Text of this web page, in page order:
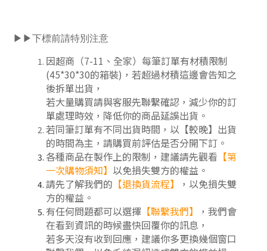
▶▶下標前請特別注意
因超商（7-11、全家）每筆訂單有材積限制
(45*30*30的箱裝)，若超過材積這邊會告知之
後拆單出貨，
若大量購買請與客服先聯繫確認，減少你的訂
單處理時效，降低你的商品延誤出貨。
若同筆訂單有不同出貨時間，以【較晚】出貨
的時間為主，請購買前評估是否分開下訂 。
各種商品在製作上的限制，建議請先觀看 【第
一次購物須知】 以免損失雙方的權益。
請先了解我們的 【退換貨流程】
，以免損失雙
方的權益。
有任何問題都可以選擇 【聯繫我們】
，我們會
在看到資訊的時候盡快回覆你的訊息，
若多天沒有收到回應，建議你多更換幾個窗口